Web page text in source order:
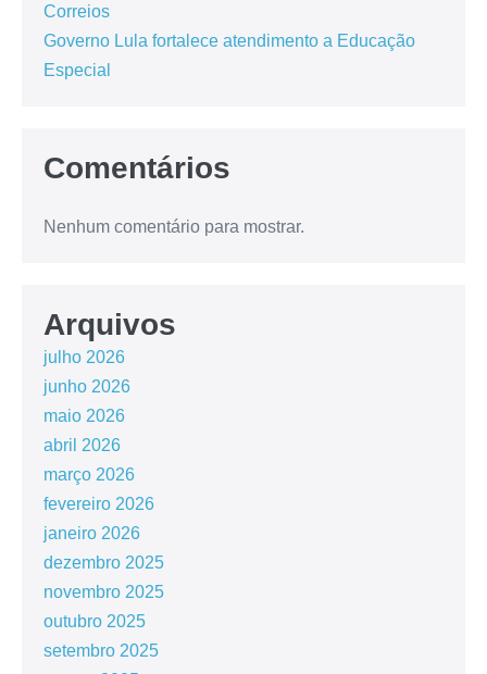
Correios
Governo Lula fortalece atendimento a Educação
Especial
Comentários
Nenhum comentário para mostrar.
Arquivos
julho 2026
junho 2026
maio 2026
abril 2026
março 2026
fevereiro 2026
janeiro 2026
dezembro 2025
novembro 2025
outubro 2025
setembro 2025